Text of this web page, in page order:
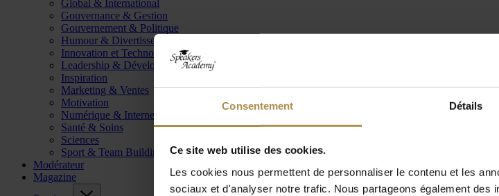
Consentement Détails
Ce site web utilise des cookies.
Les cookies nous permettent de personnaliser le contenu et les
sociaux et d'analyser notre trafic. Nous partageons également des
Global & International
Gouvernance & Gestion
Gouvernement & Politique
Humour & Divertissement
Innovation et Technologie
Leadership & Développement
Inspiration
Marketing & Ventes
Motivation
Numérique & Internet
Santé & Soins
Sciences
Sport & Team Building
Modérateur
Magazine